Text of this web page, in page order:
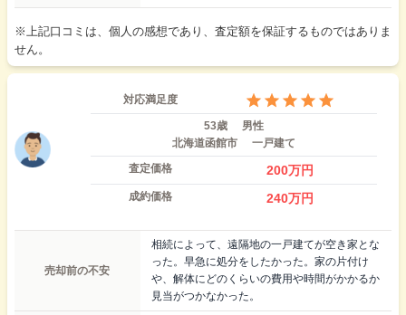
※上記口コミは、個人の感想であり、査定額を保証するものではありま
せん。
対応満足度
53歳
男性
北海道函館市
一戸建て
査定価格
200万円
成約価格 240万円
売却前の不安
相続によって、遠隔地の一戸建てが空き家とな
った。早急に処分をしたかった。家の片付け
や、解体にどのくらいの費用や時間がかかるか
見当がつかなかった。